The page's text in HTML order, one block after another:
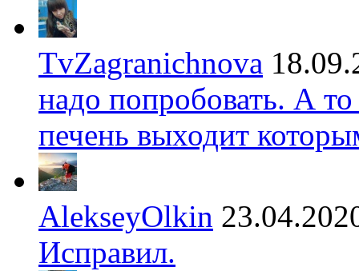
TvZagranichnova
надо попробовать. А
печень выходит
AlekseyOlkin
Исправил.